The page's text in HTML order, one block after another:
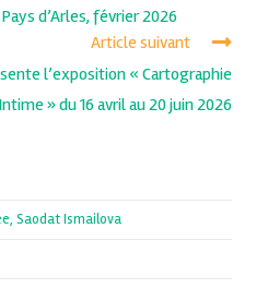
d’Arles, février 2026
Article suivant
l’exposition « Cartographie
Intime » du 16 avril au 20 juin 2026
Saodat Ismailova